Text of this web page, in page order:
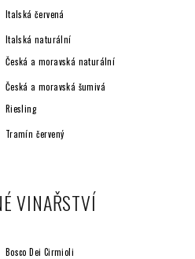
Italská červená
Italská naturální
Česká a moravská naturální
Česká a moravská šumivá
Riesling
Tramín červený
VINAŘSTVÍ
Bosco Dei Cirmioli